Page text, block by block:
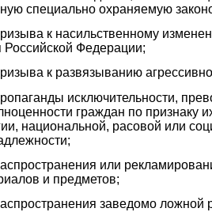
специально охраняемую
к насильственному
Российской Федерации;
к развязыванию
исключительности,
граждан по признаку
национальной, расовой или
или
и предметов;
заведомо ложной